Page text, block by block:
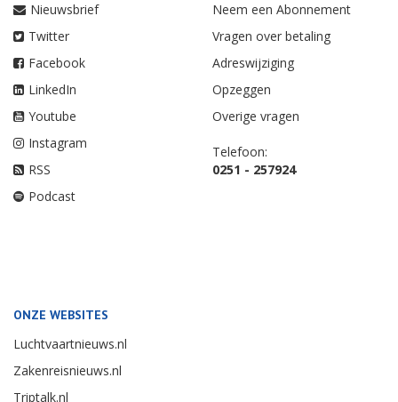
Nieuwsbrief
Twitter
Facebook
LinkedIn
Youtube
Instagram
RSS
Podcast
Neem een Abonnement
Vragen over betaling
Adreswijziging
Opzeggen
Overige vragen
Telefoon:
0251 - 257924
ONZE WEBSITES
Luchtvaartnieuws.nl
Zakenreisnieuws.nl
Triptalk.nl